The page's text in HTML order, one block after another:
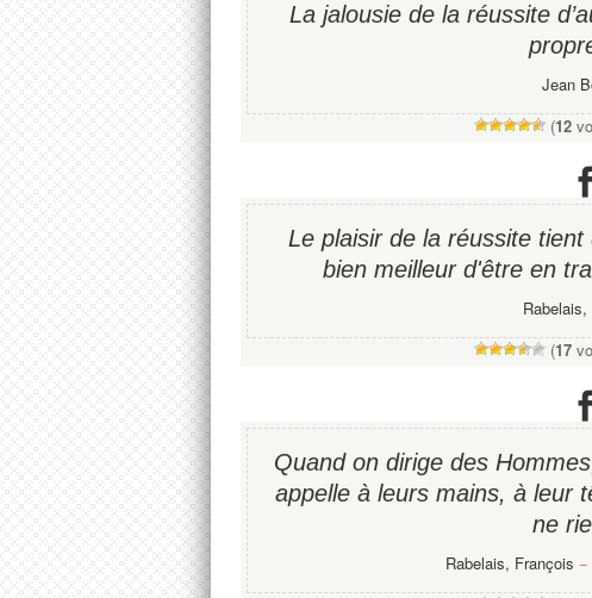
La jalousie de la réussite
Jean
(12
Le plaisir de la réussite
bien meilleur d'être en
(17
Quand on dirige des
appelle à leurs mains, à leur
ne
Rabelais, François −